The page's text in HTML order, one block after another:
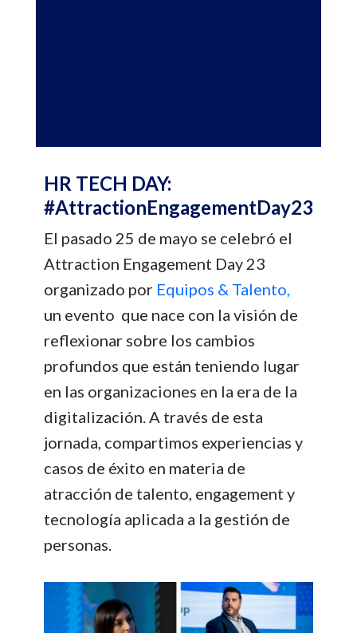
HR TECH DAY:
#AttractionEngagementDay23
El pasado 25 de mayo se celebró el
Attraction Engagement Day 23
organizado por Equipos & Talento,
un evento que nace con la visión de
reflexionar sobre los cambios
profundos que están teniendo lugar
en las organizaciones en la era de la
digitalización. A través de esta
jornada, compartimos experiencias y
casos de éxito en materia de
atracción de talento, engagement y
tecnología aplicada a la gestión de
personas.